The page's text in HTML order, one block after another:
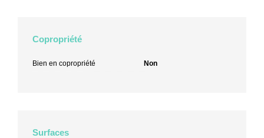
Copropriété
Bien en copropriété Non
Surfaces